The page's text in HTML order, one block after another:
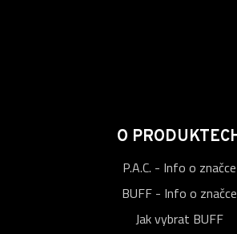
O
P.A.C. - Info o značce
BUFF - Info o značce
Jak vybrat BUFF